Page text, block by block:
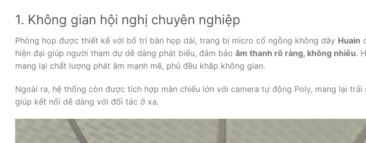
1. Không gian hội nghị chuyên nghiệp
Phòng họp được thiết kế với bố trí bàn họp dài, trang bị micro cổ ngỗng không dây Huain
hiện đại giúp người tham dự dễ dàng phát biểu, đảm bảo âm thanh rõ ràng, không nhiễu.
mang lại chất lượng phát âm mạnh mẽ, phủ đều khắp không gian.
Ngoài ra, hệ thống còn được tích hợp màn chiếu lớn với camera tự động Poly, mang lại
giúp kết nối dễ dàng với đối tác ở xa.